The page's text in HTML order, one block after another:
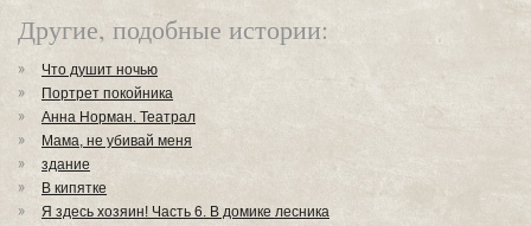
Другие, подобные истории:
Что душит ночью
Портрет покойника
Анна Норман. Театрал
Мама, не убивай меня
здание
В кипятке
Я здесь хозяин! Часть 6. В домике лесника